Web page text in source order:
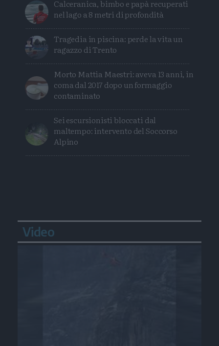
Calceranica, bimbo e papà recuperati
nel lago a 8 metri di profondità
Tragedia in piscina: perde la vita un
ragazzo di Trento
Morto Mattia Maestri: aveva 13 anni, in
coma dal 2017 dopo un formaggio
contaminato
Sei escursionisti bloccati dal
maltempo: intervento del Soccorso
Alpino
Video